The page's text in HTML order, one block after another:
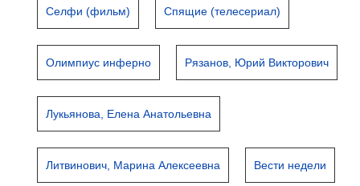
Селфи (фильм) Спящие (телесериал)
Олимпиус инферно Рязанов, Юрий Викторович
Лукьянова, Елена Анатольевна
Литвинович, Марина Алексеевна Вести недели